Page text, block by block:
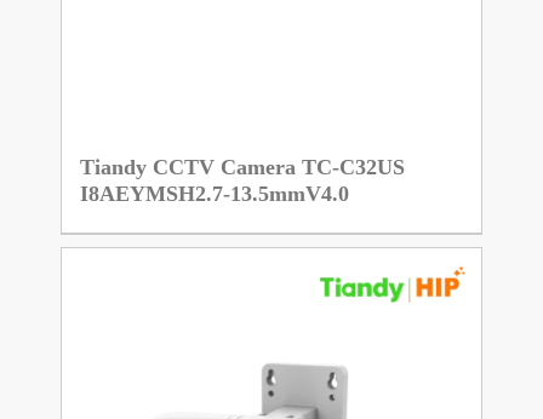
Tiandy CCTV Camera TC-C32US
I8AEYMSH2.7-13.5mmV4.0